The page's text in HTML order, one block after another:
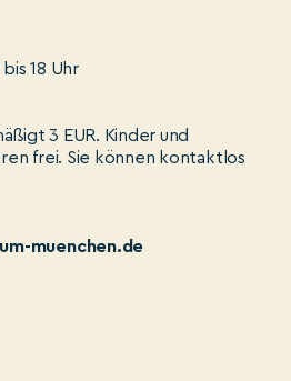
18 Uhr
3 EUR. Kinder und
frei. Sie können kontaktlos
muenchen.de